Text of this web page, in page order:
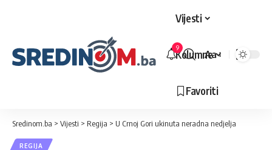
Vijesti
Kolumne
Favoriti
9
Veličina
Aa
Sredinom.ba > Vijesti > Regija > U Crnoj Gori ukinuta neradna nedjelja
REGIJA